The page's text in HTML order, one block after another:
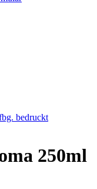
bedruckt
250ml